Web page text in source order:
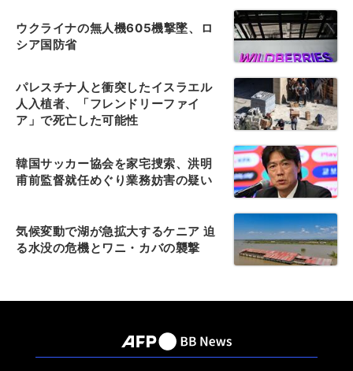
ウクライナの無人機605機撃墜、ロ
シア国防省
パレスチナ人と衝突したイスラエル
人入植者、「フレンドリーファイ
ア」で死亡した可能性
韓国サッカー協会を家宅捜索、洪明
甫前監督就任めぐり業務妨害の疑い
気候変動で湖が急拡大するケニア 迫
る水没の危機とワニ・カバの襲撃